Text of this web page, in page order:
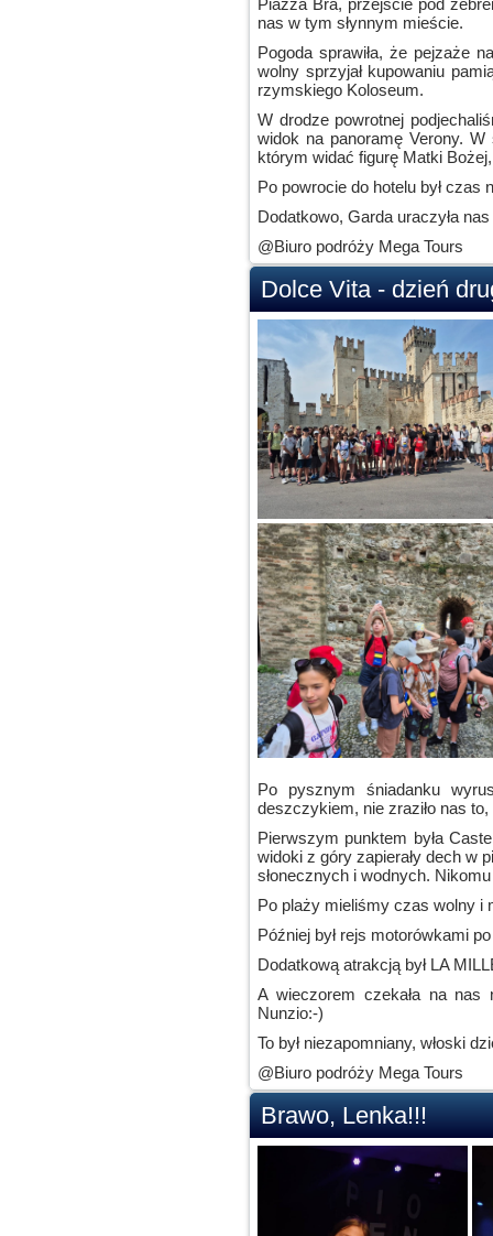
Piazza Bra, przejście pod
nas w tym słynnym mieście.
Pogoda sprawiła, że pejzaże
wolny sprzyjał kupowaniu
rzymskiego Koloseum.
W drodze powrotnej
widok na panoramę Verony.
którym widać figurę Matki
Po powrocie do hotelu był czas
Dodatkowo, Garda uraczyła
@Biuro podróży Mega Tours
Dolce Vita - dzień
Po pysznym śniadanku
deszczykiem, nie zraziło nas
Pierwszym punktem była
widoki z góry zapierały dech w
słonecznych i wodnych.
Po plaży mieliśmy czas wolny i
Później był rejs motorówkami
Dodatkową atrakcją był LA
A wieczorem czekała na
Nunzio:-)
To był niezapomniany, włoski
@Biuro podróży Mega Tours
Brawo, Lenka!!!